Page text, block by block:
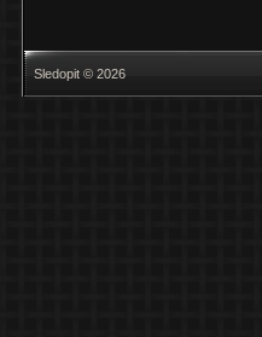
Sledopit © 2026